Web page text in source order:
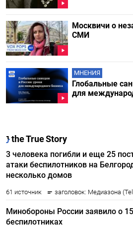
Москвичи о
СМИ
МНЕНИЯ
Глобальные
для